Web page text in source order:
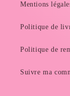
Mentions
Politique de
Politique de
Suivre ma